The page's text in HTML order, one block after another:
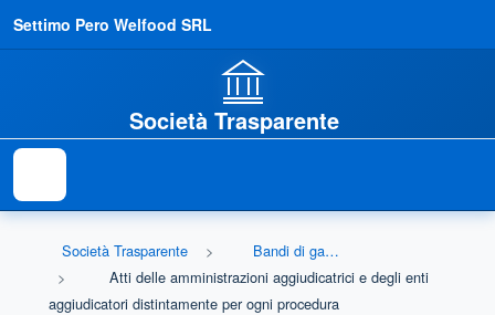
Settimo Pero Welfood SRL
Società Trasparente
Società Trasparente
Bandi di gara e contratti
Atti delle amministrazioni aggiudicatrici e degli enti
aggiudicatori distintamente per ogni procedura